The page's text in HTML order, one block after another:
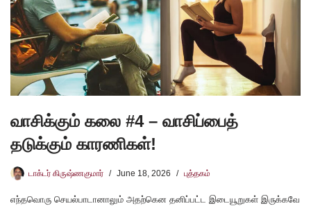
வாசிக்கும் கலை #4 – வாசிப்பைத்
தடுக்கும் காரணிகள்!
டாக்டர் கிருஷ்ணகுமார் June 18, 2026 புத்தகம்
எந்தவொரு செயல்பாடானாலும் அதற்கென தனிப்பட்ட இடையூறுகள் இருக்கவே